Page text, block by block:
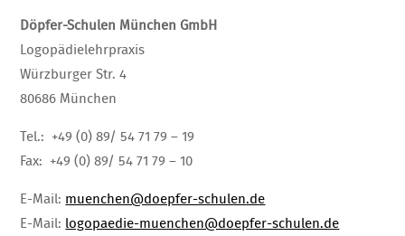
Döpfer-Schulen München GmbH
Logopädielehrpraxis
Würzburger Str. 4
80686 München
Tel.: +49 (0) 89/ 54 71 79 – 19
Fax: +49 (0) 89/ 54 71 79 – 10
E-Mail: muenchen@doepfer-schulen.de
E-Mail: logopaedie-muenchen@doepfer-schulen.de